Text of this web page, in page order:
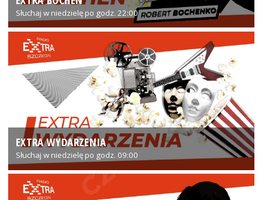
Słuchaj w niedzielę po godz. 22:00
EXTRA WYDARZENIA
Słuchaj w niedzielę po godz. 09:00